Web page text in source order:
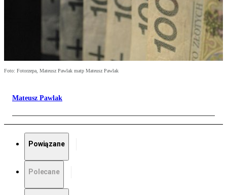
Foto: Fotorzepa, Mateusz Pawlak matp Mateusz Pawlak
Mateusz Pawlak
Powiązane
Polecane